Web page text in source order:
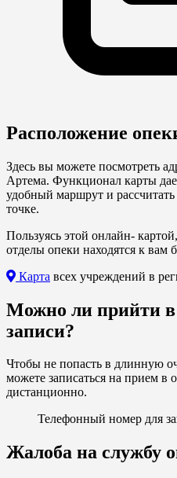
Расположение
Здесь вы можете посмотреть
Артема. Функционал карты
удобный маршрут и
точке.
Пользуясь этой онлайн-
отделы опеки находятся к вам
Карта всех учреждений в
Можно ли прийти в
записи?
Чтобы не попасть в длинную
можете записаться на прием в
дистанционно.
Телефонный номер для
Жалоба на службу